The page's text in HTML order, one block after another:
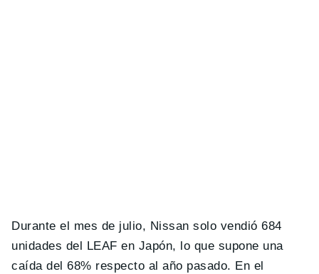
Durante el mes de julio, Nissan solo vendió 684
unidades del LEAF en Japón, lo que supone una
caída del 68% respecto al año pasado. En el